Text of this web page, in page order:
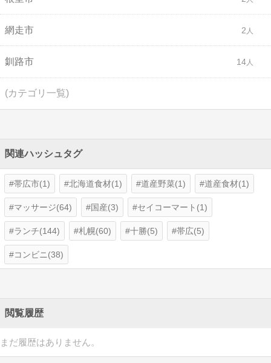
網走市 2
釧路市 14
(カテゴリ一覧)
関連ハッシュタグ
帯広市(1) 北海道食材(1) 道産野菜(1) 道産食材(1)
マッサージ(64) 国産(3) セイコーマート(1)
ランチ(144) 札幌(60) 十勝(5) 帯広(5)
コンビニ(38)
閲覧履歴
まだ履歴はありません。